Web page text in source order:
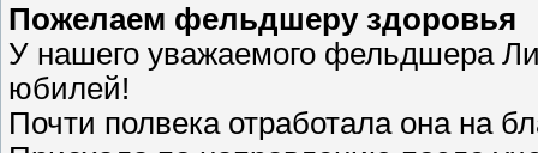
Пожелаем фельдшеру здоровья
У нашего уважаемого фельдшера
юбилей!
Почти полвека отработала она на